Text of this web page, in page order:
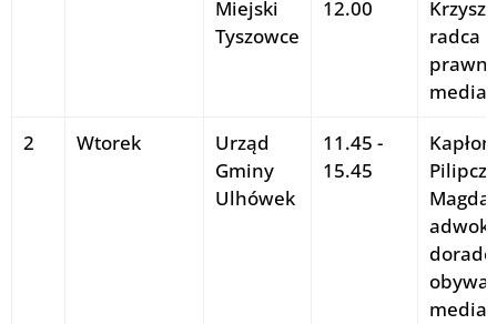
Miejski
Tyszowce
12.00
radca
2
Wtorek
Urząd
Gminy
Ulhówek
11.45 -
15.45